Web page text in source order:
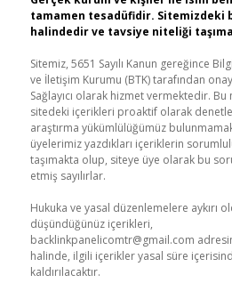
tamamen tesadüfidir. Sitemizdeki
halindedir ve tavsiye niteliği
Sitemiz, 5651 Sayılı Kanun gereğince
ve İletişim Kurumu (BTK) tarafından
Sağlayıcı olarak hizmet vermektedir. Bu
sitedeki içerikleri proaktif olarak
araştırma yükümlülüğümüz
üyelerimiz yazdıkları içeriklerin
taşımakta olup, siteye üye olarak bu
etmiş sayılırlar.
Hukuka ve yasal düzenlemelere aykırı
düşündüğünüz içerikleri,
backlinkpanelicomtr@gmail.com
halinde, ilgili içerikler yasal süre
kaldırılacaktır.